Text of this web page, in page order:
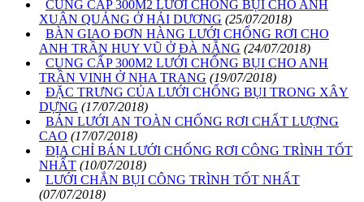
CUNG CẤP 300M2 LƯỚI CHỐNG BỤI CHO ANH
XUÂN QUẢNG Ở HẢI DƯƠNG (25/07/2018)
BÀN GIAO ĐƠN HÀNG LƯỚI CHỐNG RƠI CHO
ANH TRẦN HUY VŨ Ở ĐÀ NẴNG (24/07/2018)
CUNG CẤP 300M2 LƯỚI CHỐNG BỤI CHO ANH
TRẦN VINH Ở NHA TRANG (19/07/2018)
ĐẶC TRƯNG CỦA LƯỚI CHỐNG BỤI TRONG XÂY
DỰNG (17/07/2018)
BÁN LƯỚI AN TOÀN CHỐNG RƠI CHẤT LƯỢNG
CAO (17/07/2018)
ĐỊA CHỈ BÁN LƯỚI CHỐNG RƠI CÔNG TRÌNH TỐT
NHẤT (10/07/2018)
LƯỚI CHẮN BỤI CÔNG TRÌNH TỐT NHẤT
(07/07/2018)